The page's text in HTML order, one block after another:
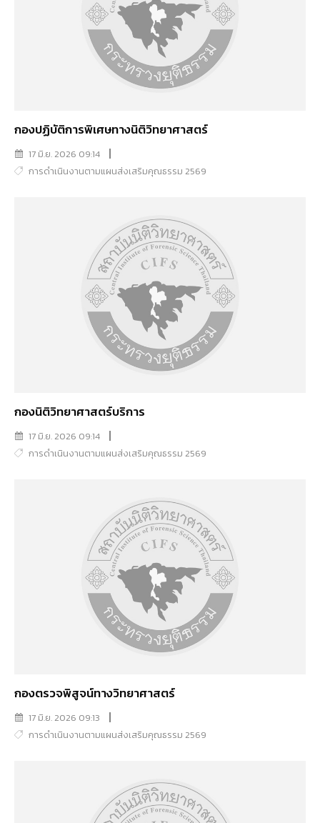
กองปฏิบัติการพิเศษทางนิติวิทยาศาสตร์
17 มิ.ย. 2026 09:14
การดำเนินงานตามแผนส่งเสริมคุณธรรม 2569
กองนิติวิทยาศาสตร์บริการ
17 มิ.ย. 2026 09:14
การดำเนินงานตามแผนส่งเสริมคุณธรรม 2569
กองตรวจพิสูจน์ทางวิทยาศาสตร์
17 มิ.ย. 2026 09:13
การดำเนินงานตามแผนส่งเสริมคุณธรรม 2569